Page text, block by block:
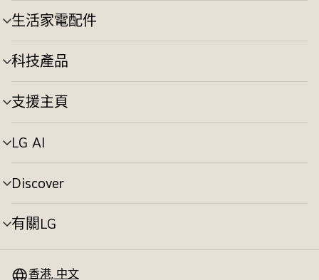
切
換
生活家電配件
選
單
切
換
科技產品
選
單
切
換
支援主頁
選
單
切
換
LG AI
選
單
切
換
Discover
選
單
切
換
有關LG
選
換 香港, 中文